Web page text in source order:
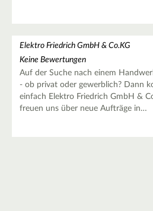
Elektro Friedrich GmbH & Co.KG
Keine Bewertungen
Auf der Suche nach einem
- ob privat oder gewerblich? Dann
einfach Elektro Friedrich GmbH &
freuen uns über neue Aufträge in…